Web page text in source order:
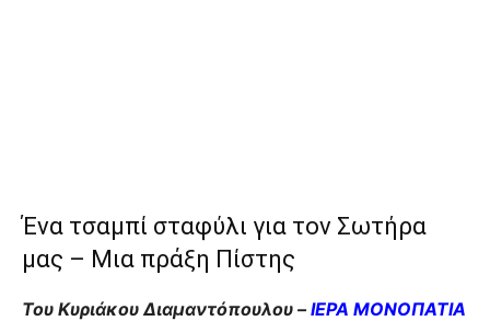
Ένα τσαμπί σταφύλι για τον Σωτήρα
μας – Μια πράξη Πίστης
Του Κυριάκου Διαμαντόπουλου –ΙΕΡΑ ΜΟΝΟΠΑΤΙΑ